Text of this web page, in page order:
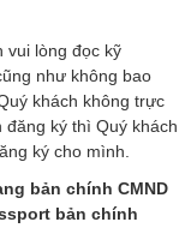
vui lòng đọc kỹ
như không bao
khách không trực
ký thì Quý khách
ký cho mình.
bản chính CMND
bản chính